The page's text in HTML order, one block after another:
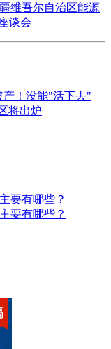
维吾尔自治区能源
谈会
产！没能"活下去"
将出炉
要有哪些？
要有哪些？